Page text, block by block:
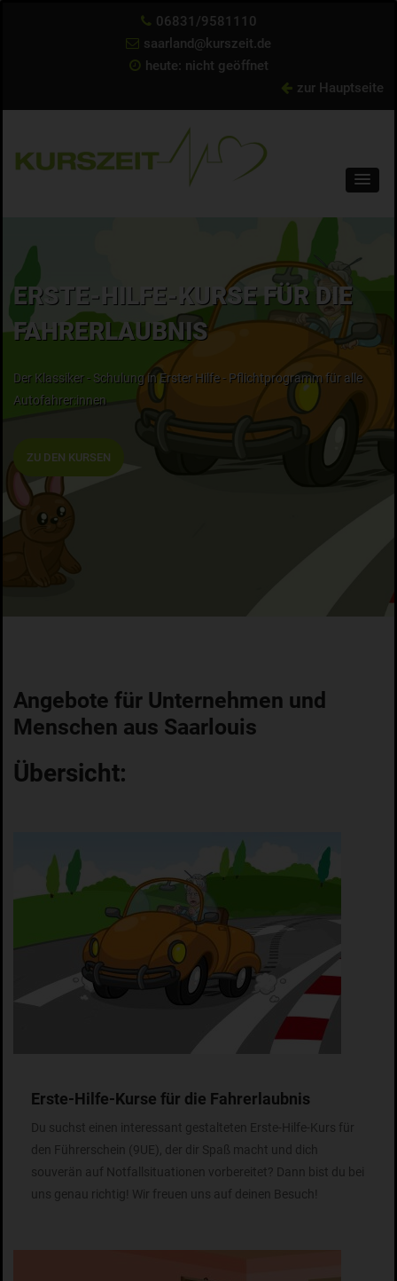
06831/9581110
saarland@kurszeit.de
heute: nicht geöffnet
zur Hauptseite
ERSTE-HILFE-KURSE FÜR DIE
FAHRERLAUBNIS
Der Klassiker - Schulung in Erster Hilfe - Pflichtprogramm für alle
Autofahrer:innen
ZU DEN KURSEN
Angebote für Unternehmen und
Menschen aus Saarlouis
Übersicht:
Erste-Hilfe-Kurse für die Fahrerlaubnis
Du suchst einen interessant gestalteten Erste-Hilfe-Kurs für
den Führerschein (9UE), der dir Spaß macht und dich
souverän auf Notfallsituationen vorbereitet? Dann bist du bei
uns genau richtig! Wir freuen uns auf deinen Besuch!